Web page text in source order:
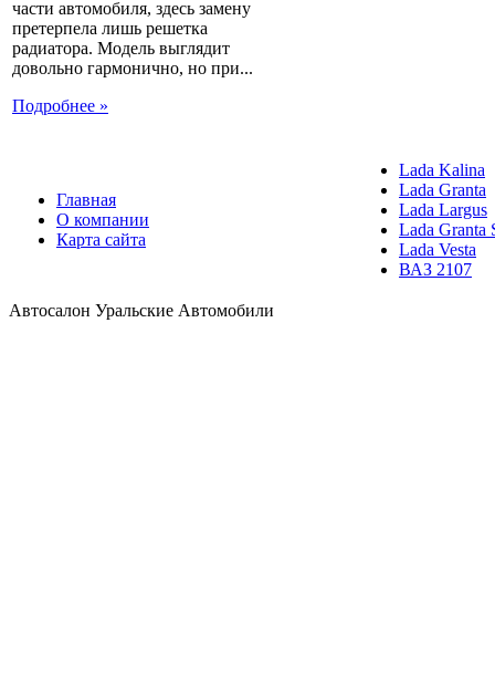
части автомобиля, здесь замену
претерпела лишь решетка
радиатора. Модель выглядит
довольно гармонично, но при...
Подробнее »
Главная
О компании
Карта сайта
Lada Kalina
Lada Granta
Lada Largus
Lada Granta
Lada Vesta
ВАЗ 2107
Автосалон Уральские Автомобили